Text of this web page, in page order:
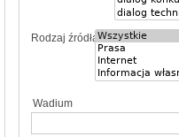
Rodzaj źródła
Wadium